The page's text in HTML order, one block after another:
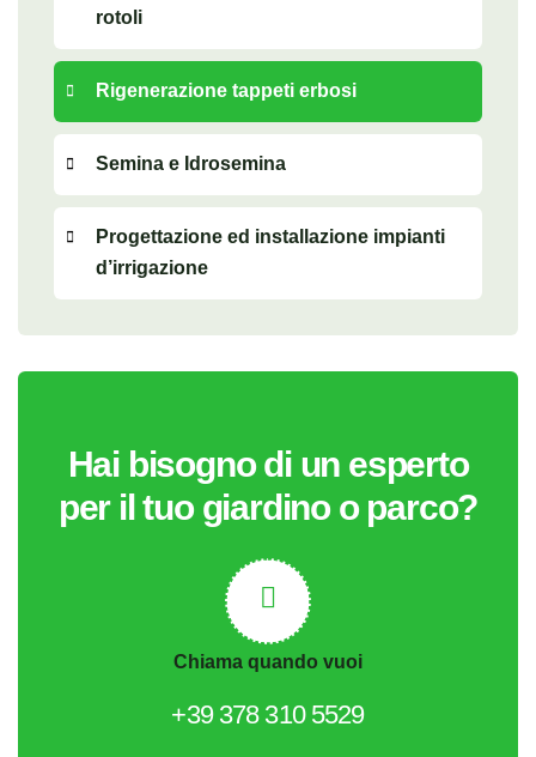
rotoli
Rigenerazione tappeti erbosi
Semina e Idrosemina
Progettazione ed installazione impianti
d’irrigazione
Hai bisogno di un esperto
per il tuo giardino o parco?
Chiama quando vuoi
+39 378 310 5529